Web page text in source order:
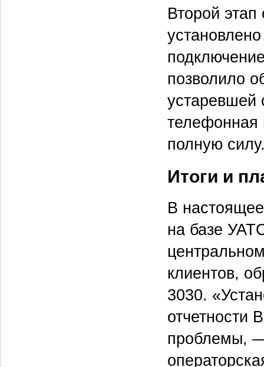
Второй
позволило
устаревшей
телефонная
полную
Итоги и
В
на базе
клиентов,
3030.
отчетности
проблемы,